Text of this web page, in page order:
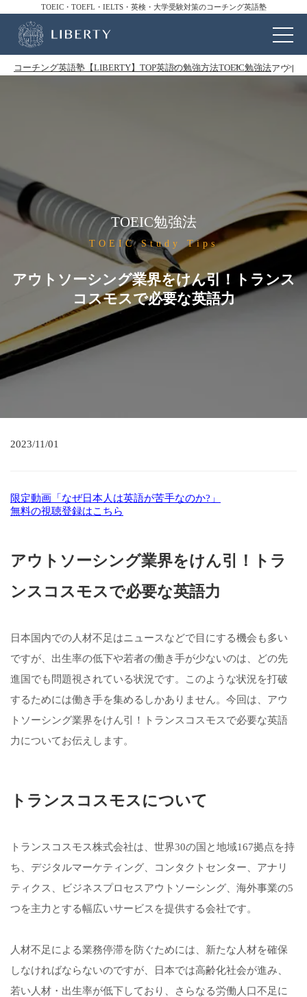
TOEIC・TOEFL・IELTS・英検・大学受験対策のコーチング英語塾
コーチング英語塾【LIBERTY】TOP英語の勉強方法TOEIC勉強法アウト
TOEIC勉強法
TOEIC Study Tips
アウトソーシング業界をけん引！トランス
コスモスで必要な英語力
2023/11/01
限定動画「なぜ日本人は英語が苦手なのか?」
無料の視聴登録はこちら
アウトソーシング業界をけん引！トラ
ンスコスモスで必要な英語力
日本国内での人材不足はニュースなどで目にする機会も多い
ですが、出生率の低下や若者の働き手が少ないのは、どの先
進国でも問題視されている状況です。このような状況を打破
するためには働き手を集めるしかありません。今回は、アウ
トソーシング業界をけん引！トランスコスモスで必要な英語
力についてお伝えします。
トランスコスモスについて
トランスコスモス株式会社は、世界30の国と地域167拠点を持
ち、デジタルマーケティング、コンタクトセンター、アナリ
ティクス、ビジネスプロセスアウトソーシング、海外事業の5
つを主力とする幅広いサービスを提供する会社です。
人材不足による業務停滞を防ぐためには、新たな人材を確保
しなければならないのですが、日本では高齢化社会が進み、
若い人材・出生率が低下しており、さらなる労働人口不足に